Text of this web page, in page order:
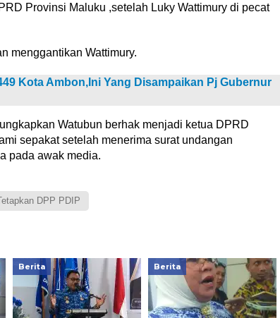
Provinsi Maluku ,setelah Luky Wattimury di pecat
menggantikan Wattimury.
Kota Ambon,Ini Yang Disampaikan Pj Gubernur
Watubun berhak menjadi ketua DPRD
sepakat setelah menerima surat undangan
pada awak media.
DPP PDIP
Berita Berita